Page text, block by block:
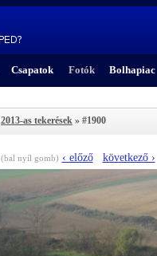
Csapatok Fotók Bolhapiac
2013-as tekerések » #1900
(bal nyíl gomb) ‹ előző következő ›